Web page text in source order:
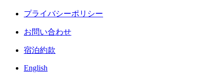
プライバシーポリシー
お問い合わせ
宿泊約款
English